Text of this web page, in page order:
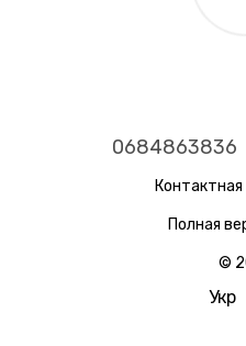
0684863836
Полная
©
Укр